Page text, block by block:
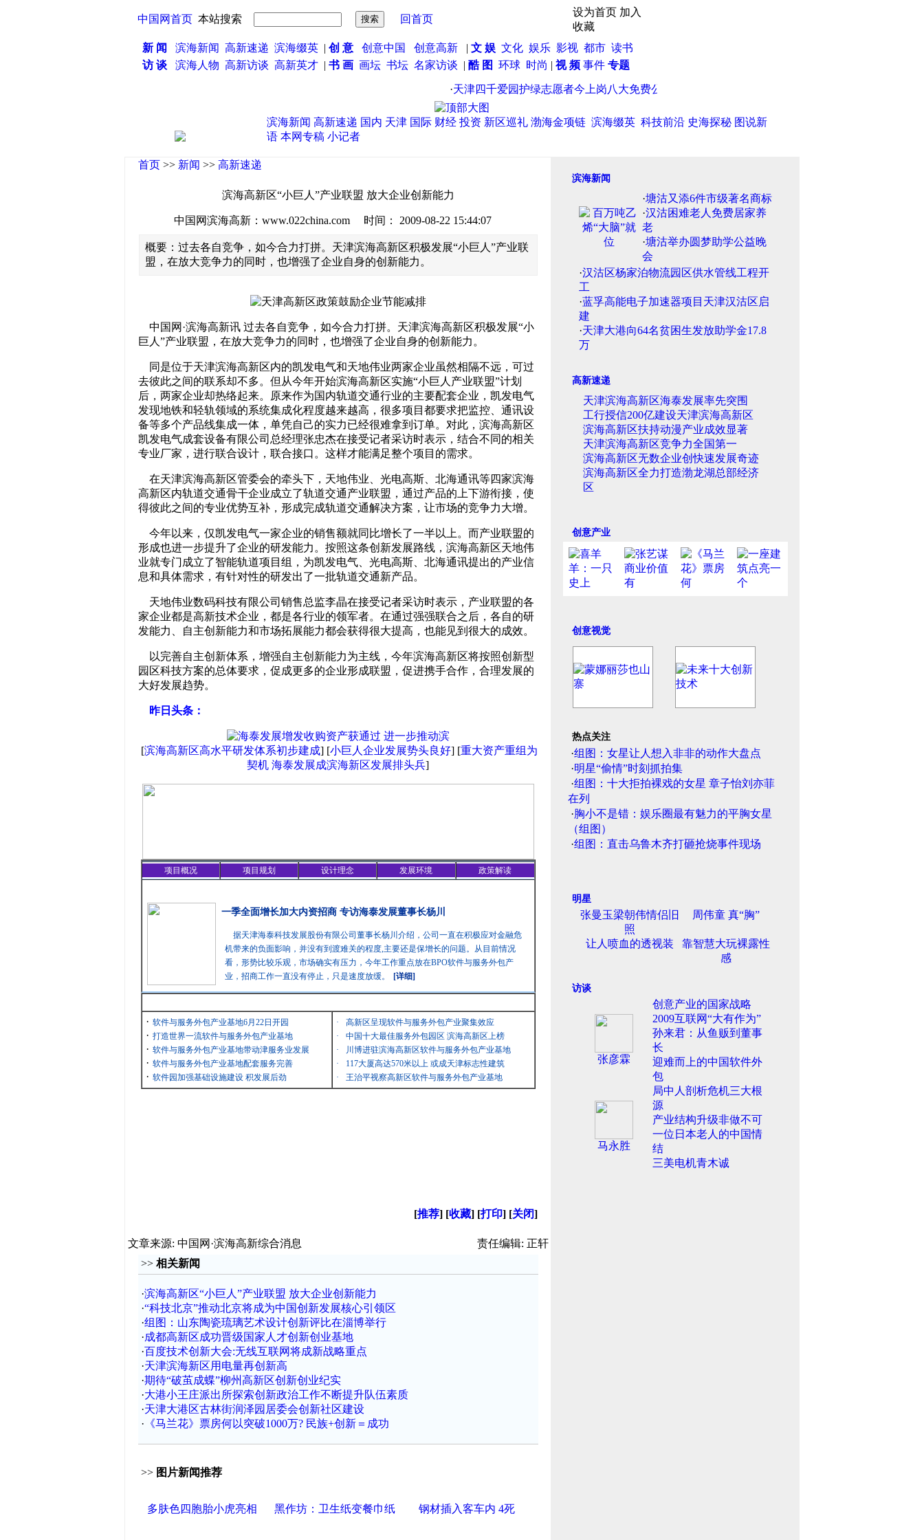
中国网首页 本站搜索 回首页
设为首页 加入
收藏
新 闻
滨海新闻 高新速递 滨海缀英 | 创 意 创意中国 创意高新 | 文 娱 文化 娱乐 影视 都市 读书
访 谈
滨海人物 高新访谈 高新英才 | 书 画 画坛 书坛 名家访谈 | 酷 图 环球 时尚 | 视 频 事件 专题
天津四千爱园护绿志愿者今上岗八大免费公园·
滨海新闻 高新速递 国内 天津 国际 财经 投资 新区巡礼 渤海金项链 滨海缀英 科技前沿 史海探秘 图说新
语 本网专稿 小记者
首页 >> 新闻 >> 高新速递
滨海高新区“小巨人”产业联盟 放大企业创新能力
中国网滨海高新：www.022china.com 时间： 2009-08-22 15:44:07
概要：过去各自竞争，如今合力打拼。天津滨海高新区积极发展“小巨人”产业联
盟，在放大竞争力的同时，也增强了企业自身的创新能力。
中国网·滨海高新讯 过去各自竞争，如今合力打拼。天津滨海高新区积极发展“小
巨人”产业联盟，在放大竞争力的同时，也增强了企业自身的创新能力。
同是位于天津滨海高新区内的凯发电气和天地伟业两家企业虽然相隔不远，可过
去彼此之间的联系却不多。但从今年开始滨海高新区实施“小巨人产业联盟”计划
后，两家企业却热络起来。原来作为国内轨道交通行业的主要配套企业，凯发电气
发现地铁和轻轨领域的系统集成化程度越来越高，很多项目都要求把监控、通讯设
备等多个产品线集成一体，单凭自己的实力已经很难拿到订单。对此，滨海高新区
凯发电气成套设备有限公司总经理张忠杰在接受记者采访时表示，结合不同的相关
专业厂家，进行联合设计，联合接口。这样才能满足整个项目的需求。
在天津滨海高新区管委会的牵头下，天地伟业、光电高斯、北海通讯等四家滨海
高新区内轨道交通骨干企业成立了轨道交通产业联盟，通过产品的上下游衔接，使
得彼此之间的专业优势互补，形成完成轨道交通解决方案，让市场的竞争力大增。
今年以来，仅凯发电气一家企业的销售额就同比增长了一半以上。而产业联盟的
形成也进一步提升了企业的研发能力。按照这条创新发展路线，滨海高新区天地伟
业就专门成立了智能轨道项目组，为凯发电气、光电高斯、北海通讯提出的产业信
息和具体需求，有针对性的研发出了一批轨道交通新产品。
天地伟业数码科技有限公司销售总监李晶在接受记者采访时表示，产业联盟的各
家企业都是高新技术企业，都是各行业的领军者。在通过强强联合之后，各自的研
发能力、自主创新能力和市场拓展能力都会获得很大提高，也能见到很大的成效。
以完善自主创新体系，增强自主创新能力为主线，今年滨海高新区将按照创新型
园区科技方案的总体要求，促成更多的企业形成联盟，促进携手合作，合理发展的
大好发展趋势。
昨日头条：
[滨海高新区高水平研发体系初步建成] [小巨人企业发展势头良好] [重大资产重组为
契机 海泰发展成滨海新区发展排头兵]
项目概况 项目规划 设计理念 发展环境
政策解读
一季全面增长加大内资招商 专访海泰发展董事长杨川
据天津海泰科技发展股份有限公司董事长杨川介绍，公司一直在积极应对金融危
机带来的负面影响，并没有到渡难关的程度,主要还是保增长的问题。从目前情况
看，形势比较乐观，市场确实有压力，今年工作重点放在BPO软件与服务外包产
业，招商工作一直没有停止，只是速度放缓。
[详细]
· 软件与服务外包产业基地6月22日开园
· 打造世界一流软件与服务外包产业基地
· 软件与服务外包产业基地带动津服务业发展
· 软件与服务外包产业基地配套服务完善
· 软件园加强基础设施建设 积发展后劲
·
高新区呈现软件与服务外包产业聚集效应
·
中国十大最佳服务外包园区 滨海高新区上榜
·
川博进驻滨海高新区软件与服务外包产业基地
·
117大厦高达570米以上 或成天津标志性建筑
·
王治平视察高新区软件与服务外包产业基地
[推荐] [收藏] [打印] [关闭]
文章来源: 中国网·滨海高新综合消息
责任编辑: 正轩
>> 相关新闻
·滨海高新区“小巨人”产业联盟 放大企业创新能力
·“科技北京”推动北京将成为中国创新发展核心引领区
·组图：山东陶瓷琉璃艺术设计创新评比在淄博举行
·成都高新区成功晋级国家人才创新创业基地
·百度技术创新大会:无线互联网将成新战略重点
·天津滨海新区用电量再创新高
·期待“破茧成蝶”柳州高新区创新创业纪实
·大港小王庄派出所探索创新政治工作不断提升队伍素质
·天津大港区古林街润泽园居委会创新社区建设
· 《马兰花》票房何以突破1000万? 民族+创新＝成功
>> 图片新闻推荐
多肤色四胞胎小虎亮相 黑作坊：卫生纸变餐巾纸 钢材插入客车内 4死
滨海新闻
·塘沽又添6件市级著名商标
·汉沽困难老人免费居家养
老
·塘沽举办圆梦助学公益晚
会
·汉沽区杨家泊物流园区供水管线工程开
工
·蓝孚高能电子加速器项目天津汉沽区启
建
·天津大港向64名贫困生发放助学金17.8
万
高新速递
天津滨海高新区海泰发展率先突围
工行授信200亿建设天津滨海高新区
滨海高新区扶持动漫产业成效显著
天津滨海高新区竞争力全国第一
滨海高新区无数企业创快速发展奇迹
滨海高新区全力打造渤龙湖总部经济
区
创意产业
创意视觉
热点关注
·组图：女星让人想入非非的动作大盘点
·明星“偷情”时刻抓拍集
·组图：十大拒拍裸戏的女星 章子怡刘亦菲
在列
·胸小不是错：娱乐圈最有魅力的平胸女星
（组图）
·组图：直击乌鲁木齐打砸抢烧事件现场
明星
张曼玉梁朝伟情侣旧
照
周伟童 真“胸”
让人喷血的透视装
靠智慧大玩裸露性
感
访谈
张彦霖
创意产业的国家战略
2009互联网“大有作为”
孙来君：从鱼贩到董事
长
迎难而上的中国软件外
包
马永胜
局中人剖析危机三大根
源
产业结构升级非做不可
一位日本老人的中国情
结
三美电机青木诚